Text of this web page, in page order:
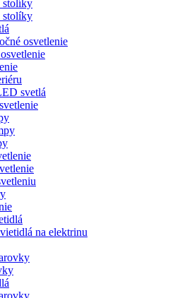
stolíky
stolíky
osvetlenie
svetlá
na elektrinu